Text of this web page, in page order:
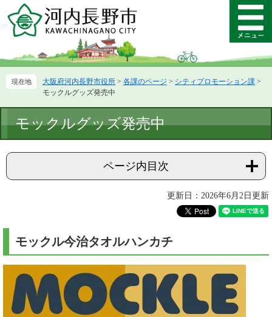
ー
先
ニ
を
て
メ
ニ
ー
大阪府河内長野市役所 > 各課のページ > シティプロモーション課 >
モックルグッズ発売中
文
モックルグッズ発売中
ページ内目次
更新日：2026年6月2日更新
モックル今治タオルハンカチ